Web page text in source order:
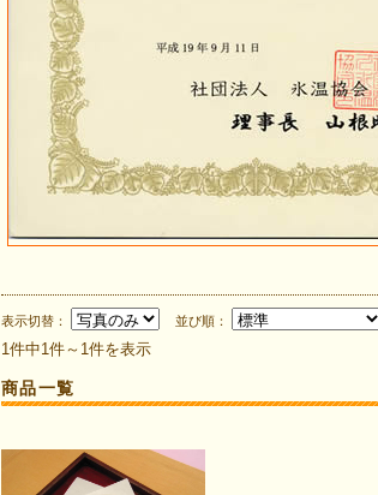
表示切替： 並び順：
1件中1件～1件を表示
商品一覧